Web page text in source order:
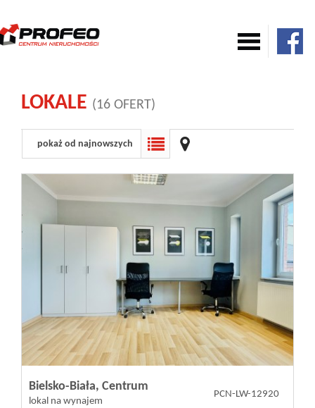
Komercja
Nowe
Inwestycje
PROMOCJE
LOKALE (16 OFERT)
pokaż od najnowszych
Bielsko-Biała, Centrum
lokal na wynajem
PCN-LW-12920